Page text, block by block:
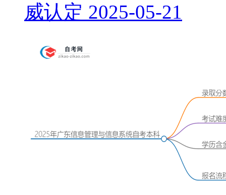
威认定 2025-05-21